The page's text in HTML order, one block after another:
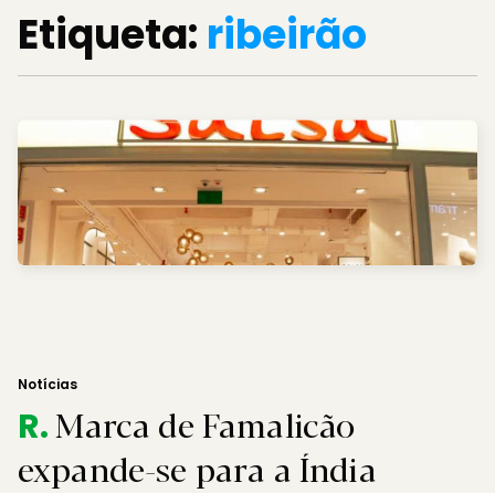
Etiqueta: ribeirão
Notícias
R.Marca de Famalicão
expande-se para a Índia